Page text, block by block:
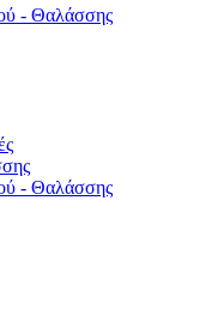
- Θαλάσσης
- Θαλάσσης